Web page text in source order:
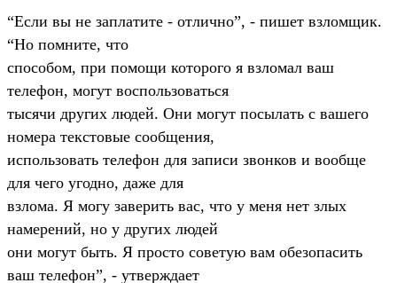
“Если вы не заплатите - отлично”, - пишет взломщик.
“Но помните, что
способом, при помощи которого я взломал ваш
телефон, могут воспользоваться
тысячи других людей. Они могут посылать с вашего
номера текстовые сообщения,
использовать телефон для записи звонков и вообще
для чего угодно, даже для
взлома. Я могу заверить вас, что у меня нет злых
намерений, но у других людей
они могут быть. Я просто советую вам обезопасить
ваш телефон”, - утверждает